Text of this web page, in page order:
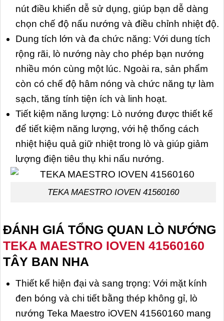
nút điều khiển dễ sử dụng, giúp bạn dễ dàng
chọn chế độ nấu nướng và điều chỉnh nhiệt độ.
Dung tích lớn và đa chức năng: Với dung tích
rộng rãi, lò nướng này cho phép bạn nướng
nhiều món cùng một lúc. Ngoài ra, sản phẩm
còn có chế độ hâm nóng và chức năng tự làm
sạch, tăng tính tiện ích và linh hoạt.
Tiết kiệm năng lượng: Lò nướng được thiết kế
để tiết kiệm năng lượng, với hệ thống cách
nhiệt hiệu quả giữ nhiệt trong lò và giúp giảm
lượng điện tiêu thụ khi nấu nướng.
TEKA MAESTRO IOVEN 41560160
ĐÁNH GIÁ TỔNG QUAN LÒ NƯỚNG
TEKA MAESTRO IOVEN 41560160
TÂY BAN NHA
Thiết kế hiện đại và sang trọng: Với mặt kính
đen bóng và chi tiết bằng thép không gỉ, lò
nướng Teka Maestro iOVEN 41560160 mang